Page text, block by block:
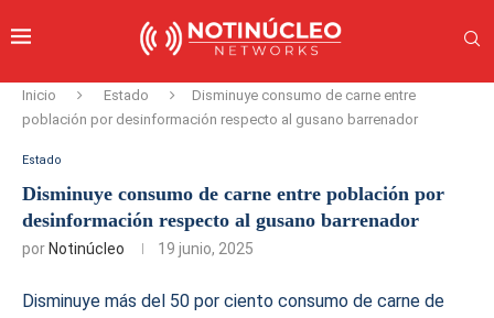
Inicio Estado
Disminuye consumo de carne entre
población por desinformación respecto al gusano barrenador
Estado
Disminuye consumo de carne entre población por
desinformación respecto al gusano barrenador
por Notinúcleo 19 junio, 2025
Disminuye más del 50 por ciento consumo de carne de